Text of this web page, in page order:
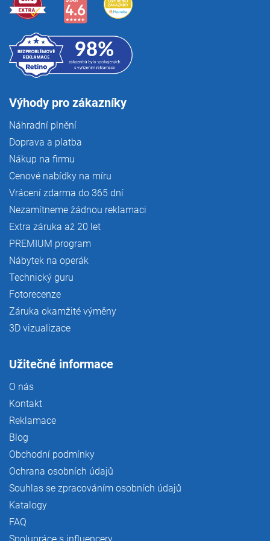
Výhody pro zákazníky
Náhradní plnění
Doprava a platba
Nákup na firmu
Cenové nabídky na míru
Vrácení zdarma do 365 dní
Nezamítneme žádnou reklamaci
Extra záruka až 20 let
PREMIUM program
Nábytek na operák
Technický guru
Fotorecenze
Záruka okamžité výměny
3D vizualizace
Užitečné informace
O nás
Kontakt
Reklamace
Blog
Obchodní podmínky
Ochrana osobních údajů
Souhlas se zpracováním osobních údajů
Katalogy
FAQ